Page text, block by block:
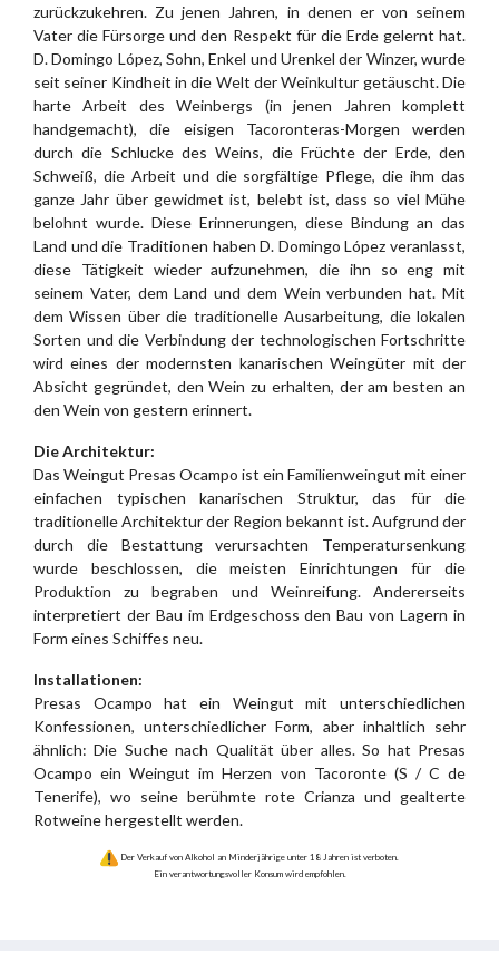
zurückzukehren. Zu jenen Jahren, in denen er von seinem
Vater die Fürsorge und den Respekt für die Erde gelernt hat.
D. Domingo López, Sohn, Enkel und Urenkel der Winzer, wurde
seit seiner Kindheit in die Welt der Weinkultur getäuscht. Die
harte Arbeit des Weinbergs (in jenen Jahren komplett
handgemacht), die eisigen Tacoronteras-Morgen werden
durch die Schlucke des Weins, die Früchte der Erde, den
Schweiß, die Arbeit und die sorgfältige Pflege, die ihm das
ganze Jahr über gewidmet ist, belebt ist, dass so viel Mühe
belohnt wurde. Diese Erinnerungen, diese Bindung an das
Land und die Traditionen haben D. Domingo López veranlasst,
diese Tätigkeit wieder aufzunehmen, die ihn so eng mit
seinem Vater, dem Land und dem Wein verbunden hat. Mit
dem Wissen über die traditionelle Ausarbeitung, die lokalen
Sorten und die Verbindung der technologischen Fortschritte
wird eines der modernsten kanarischen Weingüter mit der
Absicht gegründet, den Wein zu erhalten, der am besten an
den Wein von gestern erinnert.
Die Architektur:
Das Weingut Presas Ocampo ist ein Familienweingut mit einer
einfachen typischen kanarischen Struktur, das für die
traditionelle Architektur der Region bekannt ist. Aufgrund der
durch die Bestattung verursachten Temperatursenkung
wurde beschlossen, die meisten Einrichtungen für die
Produktion zu begraben und Weinreifung. Andererseits
interpretiert der Bau im Erdgeschoss den Bau von Lagern in
Form eines Schiffes neu.
Installationen:
Presas Ocampo hat ein Weingut mit unterschiedlichen
Konfessionen, unterschiedlicher Form, aber inhaltlich sehr
ähnlich: Die Suche nach Qualität über alles. So hat Presas
Ocampo ein Weingut im Herzen von Tacoronte (S / C de
Tenerife), wo seine berühmte rote Crianza und gealterte
Rotweine hergestellt werden.
Der Verkauf von Alkohol an Minderjährige unter 18 Jahren ist verboten.
Ein verantwortungsvoller Konsum wird empfohlen.